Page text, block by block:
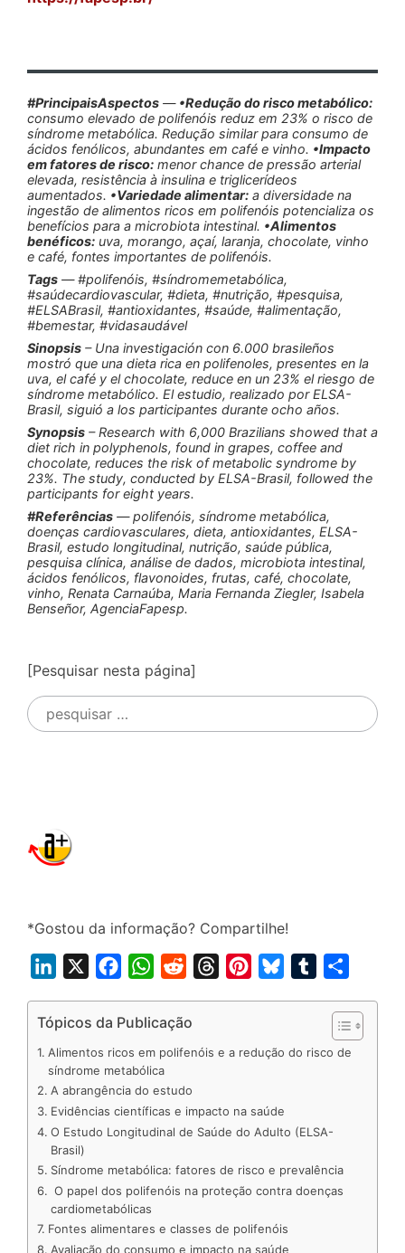
#PrincipaisAspectos — •Redução do risco metabólico:
consumo elevado de polifenóis reduz em 23% o risco de
síndrome metabólica. Redução similar para consumo de
ácidos fenólicos, abundantes em café e vinho. •Impacto
em fatores de risco: menor chance de pressão arterial
elevada, resistência à insulina e triglicerídeos
aumentados. •Variedade alimentar: a diversidade na
ingestão de alimentos ricos em polifenóis potencializa os
benefícios para a microbiota intestinal. •Alimentos
benéficos: uva, morango, açaí, laranja, chocolate, vinho
e café, fontes importantes de polifenóis.
Tags — #polifenóis, #síndromemetabólica,
#saúdecardiovascular, #dieta, #nutrição, #pesquisa,
#ELSABrasil, #antioxidantes, #saúde, #alimentação,
#bemestar, #vidasaudável
Sinopsis – Una investigación con 6.000 brasileños
mostró que una dieta rica en polifenoles, presentes en la
uva, el café y el chocolate, reduce en un 23% el riesgo de
síndrome metabólico. El estudio, realizado por ELSA-
Brasil, siguió a los participantes durante ocho años.
Synopsis – Research with 6,000 Brazilians showed that a
diet rich in polyphenols, found in grapes, coffee and
chocolate, reduces the risk of metabolic syndrome by
23%. The study, conducted by ELSA-Brasil, followed the
participants for eight years.
#Referências — polifenóis, síndrome metabólica,
doenças cardiovasculares, dieta, antioxidantes, ELSA-
Brasil, estudo longitudinal, nutrição, saúde pública,
pesquisa clínica, análise de dados, microbiota intestinal,
ácidos fenólicos, flavonoides, frutas, café, chocolate,
vinho, Renata Carnaúba, Maria Fernanda Ziegler, Isabela
Benseñor, AgenciaFapesp.
[Pesquisar nesta página]
Pesquisar
por:
*Gostou da informação? Compartilhe!
n
e
d
I
n
c
b
o
o
k
W
a
s
A
p
d
t
s
e
t
a
r
Tópicos da Publicação
Alimentos ricos em polifenóis e a redução do risco de
síndrome metabólica
A abrangência do estudo
Evidências científicas e impacto na saúde
O Estudo Longitudinal de Saúde do Adulto (ELSA-
Brasil)
Síndrome metabólica: fatores de risco e prevalência
O papel dos polifenóis na proteção contra doenças
cardiometabólicas
Fontes alimentares e classes de polifenóis
Avaliação do consumo e impacto na saúde